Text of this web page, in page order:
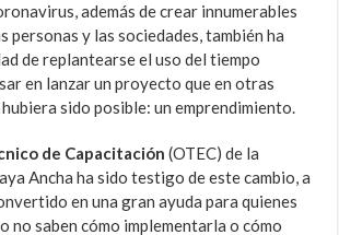
además de crear innumerables
personas y las sociedades, también ha
de replantearse el uso del tiempo
en lanzar un proyecto que en otras
sido posible: un emprendimiento.
de Capacitación (OTEC) de la
Ancha ha sido testigo de este cambio, a
en una gran ayuda para quienes
no saben cómo implementarla o cómo